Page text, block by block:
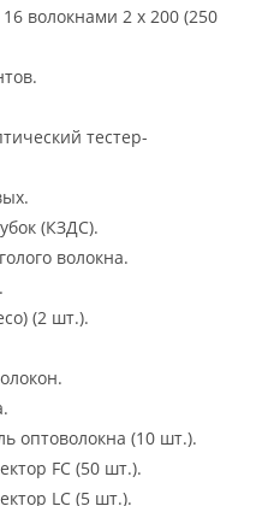
волокнами 2 х 200 (250
тестер-
(КЗДС).
волокна.
(2 шт.).
оптоволокна (10 шт.).
FC (50 шт.).
LC (5 шт.).